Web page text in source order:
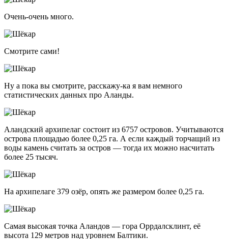
Очень-очень много.
Смотрите сами!
Ну а пока вы смотрите, расскажу-ка я вам немного
статистических данных про Аланды.
Аландский архипелаг состоит из 6757 островов. Учитываются
острова площадью более 0,25 га. А если каждый торчащий из
воды камень считать за остров — тогда их можно насчитать
более 25 тысяч.
На архипелаге 379 озёр, опять же размером более 0,25 га.
Самая высокая точка Аландов — гора Оррдалсклинт, её
высота 129 метров над уровнем Балтики.